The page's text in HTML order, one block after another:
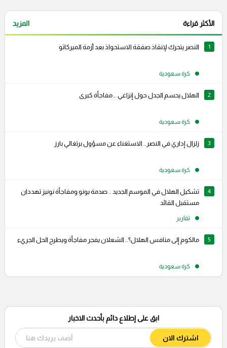
الأكثر قراءة المزيد
1 النصر يتحرك لإنقاذ صفقة الاستحواذ بعد أزمة الميركاتو
كرة سعودية
2 الهلال يحسم الجدل حول إنزاغي .. مفاجأة كبرى
كرة سعودية
3 زلزال إداري في النصر.. الاستغناء عن مسؤول برتغالي بارز
كرة سعودية
4
تشكيل الهلال في الموسم الجديد .. صدمة بونو ومفاجأة نونيز تهددان
مستقبل القائد
تقارير
5 مالكوم إلى منافس الهلال؟.. الشعلان يفجر مفاجأة ويطرح الحل الجريء
كرة سعودية
ابق على إطلاع دائم بأحدث الاخبار
اشترك الان